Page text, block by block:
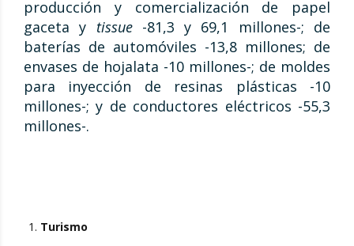
producción y comercialización de papel
gaceta y tissue-81,3 y 69,1 millones-; de
baterías de automóviles -13,8 millones; de
envases de hojalata -10 millones-; de moldes
para inyección de resinas plásticas -10
millones-; y de conductores eléctricos -55,3
millones-.
Turismo